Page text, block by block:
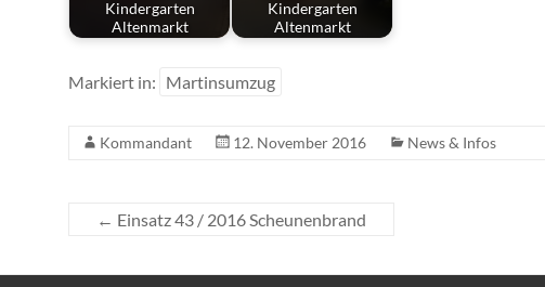
Kindergarten
Altenmarkt
Kindergarten
Altenmarkt
Markiert in: Martinsumzug
Kommandant 12. November 2016 News & Infos
← Einsatz 43 / 2016 Scheunenbrand